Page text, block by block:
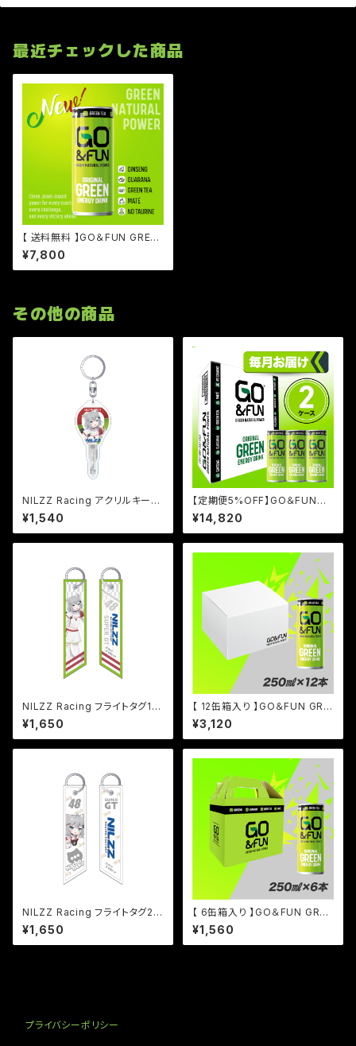
最近チェックした商品
【 送料無料 】GO＆FUN GREE
N ENERGY DRINK 250ml缶
30本セット（1ケース）
¥7,800
その他の商品
NILZZ Racing アクリルキーホ
ルダー1 Nachoneko
¥1,540
【定期便5%OFF】GO＆FUNグ
リーンエナジードリンク 250ml
缶 30本セット（2ケース）
¥14,820
NILZZ Racing フライトタグ1 N
achoneko
¥1,650
【 12缶箱入り 】GO＆FUN GRE
EN ENERGY DRINK 250ml缶
12本セット
¥3,120
NILZZ Racing フライトタグ2
Nachoneko
¥1,650
【 6缶箱入り 】GO＆FUN GREE
N ENERGY DRINK 250ml缶
6本セット
¥1,560
プライバシーポリシー